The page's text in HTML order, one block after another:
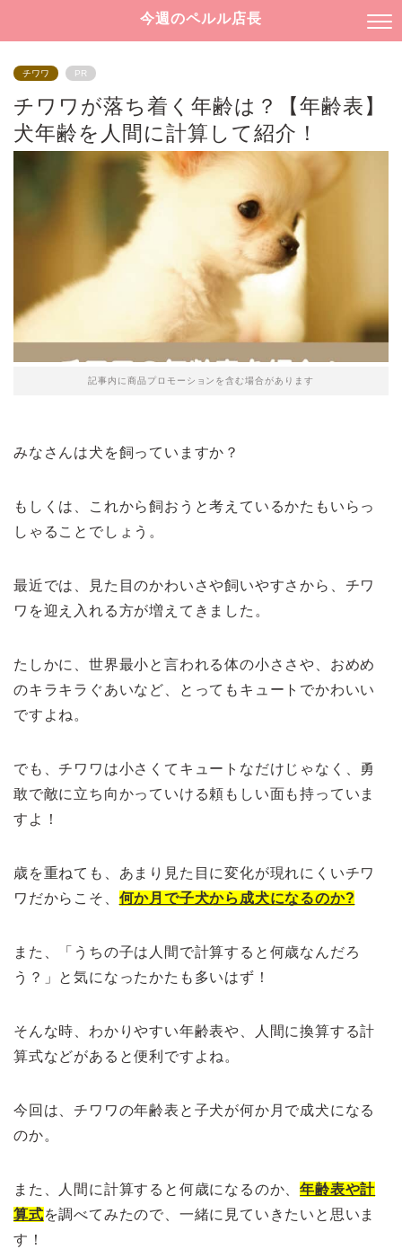
今週のペルル店長
チワワ PR
チワワが落ち着く年齢は？【年齢表】
犬年齢を人間に計算して紹介！
記事内に商品プロモーションを含む場合があります
みなさんは犬を飼っていますか？
もしくは、これから飼おうと考えているかたもいらっ
しゃることでしょう。
最近では、見た目のかわいさや飼いやすさから、チワ
ワを迎え入れる方が増えてきました。
たしかに、世界最小と言われる体の小ささや、おめめ
のキラキラぐあいなど、とってもキュートでかわいい
ですよね。
でも、チワワは小さくてキュートなだけじゃなく、勇
敢で敵に立ち向かっていける頼もしい面も持っていま
すよ！
歳を重ねても、あまり見た目に変化が現れにくいチワ
ワだからこそ、 何か月で子犬から成犬になるのか?
また、「うちの子は人間で計算すると何歳なんだろ
う？」と気になったかたも多いはず！
そんな時、わかりやすい年齢表や、人間に換算する計
算式などがあると便利ですよね。
今回は、チワワの年齢表と子犬が何か月で成犬になる
のか。
また、人間に計算すると何歳になるのか、年齢表や計
算式を調べてみたので、一緒に見ていきたいと思いま
す！